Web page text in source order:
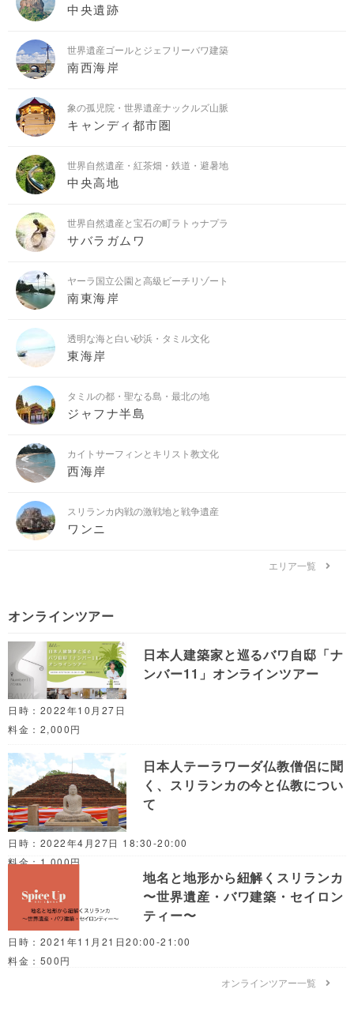
中央遺跡
世界遺産ゴールとジェフリーバワ建築
南西海岸
象の孤児院・世界遺産ナックルズ山脈
キャンディ都市圏
世界自然遺産・紅茶畑・鉄道・避暑地
中央高地
世界自然遺産と宝石の町ラトゥナプラ
サバラガムワ
ヤーラ国立公園と高級ビーチリゾート
南東海岸
透明な海と白い砂浜・タミル文化
東海岸
タミルの都・聖なる島・最北の地
ジャフナ半島
カイトサーフィンとキリスト教文化
西海岸
スリランカ内戦の激戦地と戦争遺産
ワンニ
エリア一覧
オンラインツアー
日本人建築家と巡るバワ自邸「ナ
ンバー11」オンラインツアー
日時：2022年10月27日
料金：2,000円
日本人テーラワーダ仏教僧侶に聞
く、スリランカの今と仏教につい
て
日時：2022年4月27日 18:30-20:00
料金：1,000円
地名と地形から紐解くスリランカ
〜世界遺産・バワ建築・セイロン
ティー〜
日時：2021年11月21日20:00-21:00
料金：500円
オンラインツアー一覧